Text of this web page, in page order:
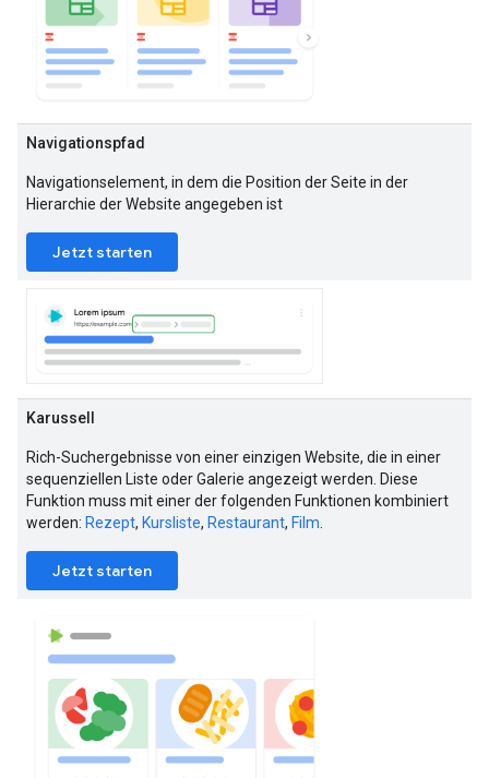
Navigationspfad
Navigationselement, in dem die Position der Seite in der
Hierarchie der Website angegeben ist
Jetzt starten
Karussell
Rich-Suchergebnisse von einer einzigen Website, die in einer
sequenziellen Liste oder Galerie angezeigt werden. Diese
Funktion muss mit einer der folgenden Funktionen kombiniert
werden: Rezept, Kursliste, Restaurant, Film
Jetzt starten